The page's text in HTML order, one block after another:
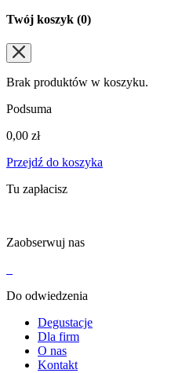
Twój koszyk (0)
Brak produktów w koszyku.
Podsuma
0,00 zł
Przejdź do koszyka
Tu zapłacisz
Zaobserwuj nas
Do odwiedzenia
Degustacje
Dla firm
O nas
Kontakt